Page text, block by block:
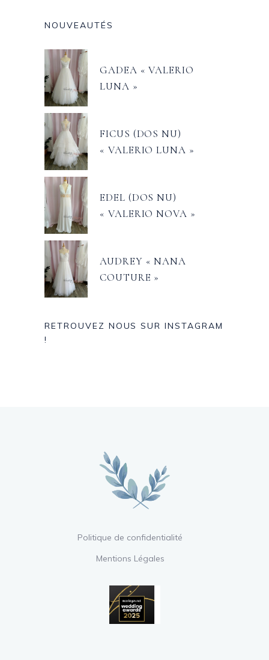
NOUVEAUTÉS
GADEA « VALERIO
LUNA »
FICUS (DOS NU)
« VALERIO LUNA »
EDEL (DOS NU)
« VALERIO NOVA »
AUDREY « NANA
COUTURE »
RETROUVEZ NOUS SUR INSTAGRAM
!
Politique de confidentialité
Mentions Légales